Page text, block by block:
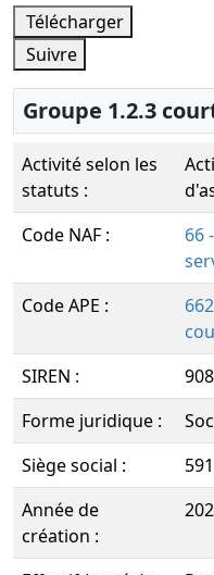
Télécharger
Suivre
Groupe 1.2.3
Activité selon les
statuts :
Code NAF :
66
Code APE :
SIREN :
Forme juridique :
Siège social :
Année de
création :